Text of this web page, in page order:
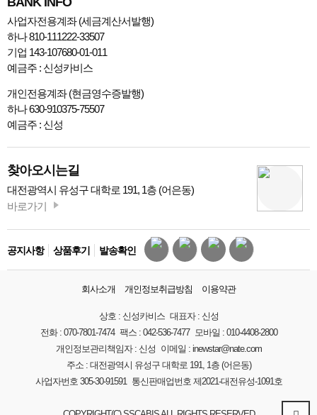
사업자전용계좌 (세금계산서발행)
하나 810-111222-33507
기업 143-107680-01-011
예금주 : 신성카비스
개인전용계좌 (현금영수증발행)
하나 630-910375-75507
예금주 : 신성
찾아오시는길
대전광역시 유성구 대학로 191, 1층 (어은동)
바로가기
공지사항 상품후기 발송확인
회사소개 개인정보취급방침 이용약관
상호 :신성카비스 대표자 :신성
전화 : 070-7801-7474 팩스 : 042-536-7477 모바일 : 010-4408-2800
개인정보관리책임자 : 신성 이메일 : inewstar@nate.com
주소 : 대전광역시 유성구 대학로 191, 1층 (어은동)
사업자번호305-30-91591 통신판매업번호제2021-대전유성-1091호